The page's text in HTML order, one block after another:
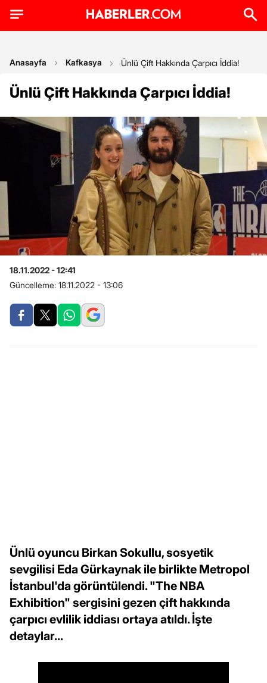
Anasayfa Kafkasya Ünlü Çift Hakkında Çarpıcı İddia!
Ünlü Çift Hakkında Çarpıcı İddia!
18.11.2022 - 12:41
Güncelleme: 18.11.2022 - 13:06
Ünlü oyuncu Birkan Sokullu, sosyetik
sevgilisi Eda Gürkaynak ile birlikte Metropol
İstanbul'da görüntülendi. "The NBA
Exhibition" sergisini gezen çift hakkında
çarpıcı evlilik iddiası ortaya atıldı. İşte
detaylar...